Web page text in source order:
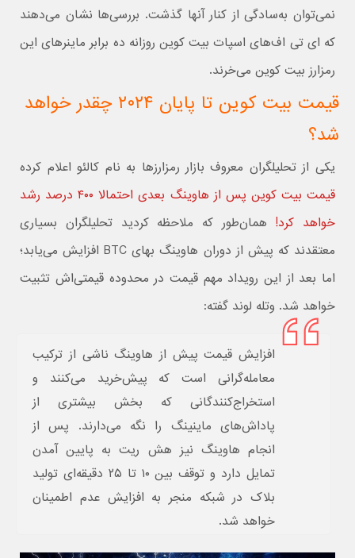
نمی‌توان به‌سادگی از کنار آنها گذشت. بررسی‌ها نشان می‌دهند
که ای تی اف‌های اسپات بیت کوین روزانه ده برابر ماینرهای این
رمزارز بیت کوین می‌خرند.
قیمت بیت کوین تا پایان ۲۰۲۴ چقدر خواهد
شد؟
یکی از تحلیلگران معروف بازار رمزارزها به نام کالئو اعلام کرده
قیمت بیت کوین پس از هاوینگ بعدی احتمالا ۴۰۰ درصد رشد
خواهد کرد! همان‌طور که ملاحظه کردید تحلیلگران بسیاری
معتقدند که پیش از دوران هاوینگ بهای BTC افزایش می‌یابد؛
اما بعد از این رویداد مهم قیمت در محدوده قیمتی‌اش تثبیت
خواهد شد. وتله لوند گفته:
افزایش قیمت پیش از هاوینگ ناشی از ترکیب
معامله‌گرانی است که پیش‌خرید می‌کنند و
استخراج‌کنندگانی که بخش بیشتری از
پاداش‌های ماینینگ را نگه می‌دارند. پس از
انجام هاوینگ نیز هش ریت به پایین آمدن
تمایل دارد و توقف بین ۱۰ تا ۲۵ دقیقه‌ای تولید
بلاک در شبکه منجر به افزایش عدم اطمینان
خواهد شد.